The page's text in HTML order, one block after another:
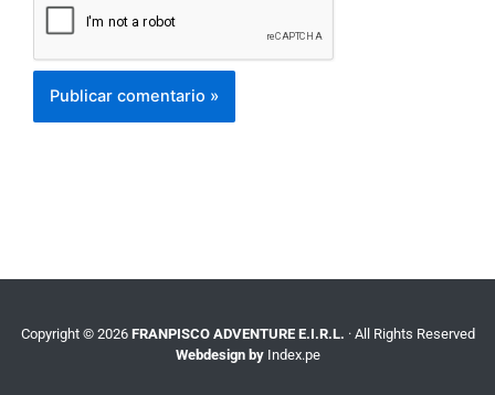
Copyright © 2026 FRANPISCO ADVENTURE E.I.R.L. · All Rights Reserved
Webdesign by Index.pe